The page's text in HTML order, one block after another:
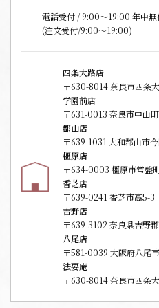
電話受付 / 9:00〜19:00 年中
(注文受付/9:00～19:00)
四条大路店
〒630-8014 奈良市四条
学園前店
〒631-0013 奈良市中山
郡山店
〒639-1031 大和郡山市
橿原店
〒634-0003 橿原市常盤
香芝店
〒639-0241 香芝市高5-3
吉野店
〒639-3102 奈良県吉野
八尾店
〒581-0039 大阪府八尾
法要庵
〒630-8014 奈良市四条